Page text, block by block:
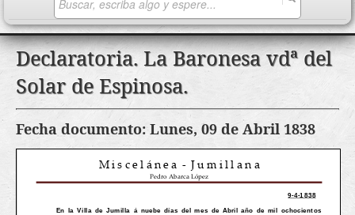
Saltar
contenido
Declaratoria. La Baronesa vdª del
Solar de Espinosa.
Fecha documento: Lunes, 09 de Abril 1838